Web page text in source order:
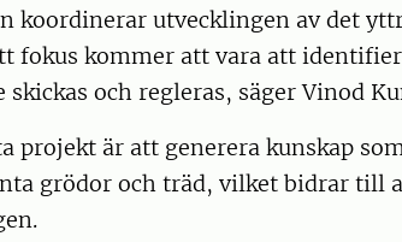
koordinerar utvecklingen av det
fokus kommer att vara att
och regleras, säger Vinod
projekt är att generera kunskap
grödor och träd, vilket bidrar till